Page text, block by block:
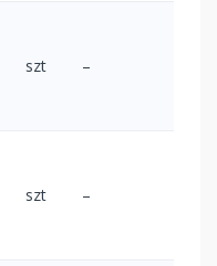
szt –
szt –